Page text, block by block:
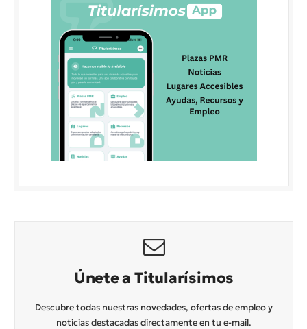
Únete a Titularísimos
Descubre todas nuestras novedades, ofertas de empleo y
noticias destacadas directamente en tu e-mail.